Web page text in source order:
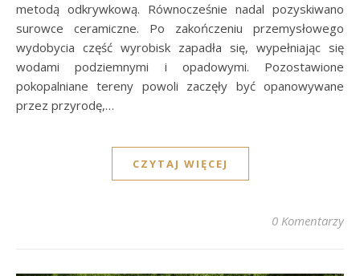
metodą odkrywkową. Równocześnie nadal pozyskiwano
surowce ceramiczne. Po zakończeniu przemysłowego
wydobycia część wyrobisk zapadła się, wypełniając się
wodami podziemnymi i opadowymi. Pozostawione
pokopalniane tereny powoli zaczęły być opanowywane
przez przyrodę,…
CZYTAJ WIĘCEJ
0 Komentarzy